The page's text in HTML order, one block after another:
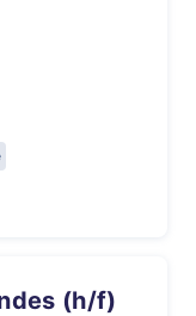
(h/f)